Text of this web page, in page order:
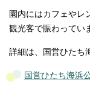
園内にはカフェやレ
観光客で賑わってい
詳細は、国営ひたち
国営ひたち海浜